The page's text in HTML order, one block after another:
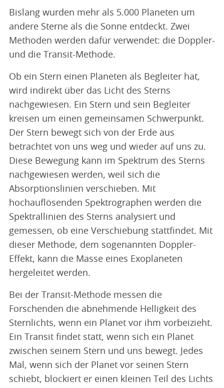
Bislang wurden mehr als 5.000 Planeten um
andere Sterne als die Sonne entdeckt. Zwei
Methoden werden dafür verwendet: die Doppler-
und die Transit-Methode.
Ob ein Stern einen Planeten als Begleiter hat,
wird indirekt über das Licht des Sterns
nachgewiesen. Ein Stern und sein Begleiter
kreisen um einen gemeinsamen Schwerpunkt.
Der Stern bewegt sich von der Erde aus
betrachtet von uns weg und wieder auf uns zu.
Diese Bewegung kann im Spektrum des Sterns
nachgewiesen werden, weil sich die
Absorptionslinien verschieben. Mit
hochauflösenden Spektrographen werden die
Spektrallinien des Sterns analysiert und
gemessen, ob eine Verschiebung stattfindet. Mit
dieser Methode, dem sogenannten Doppler-
Effekt, kann die Masse eines Exoplaneten
hergeleitet werden.
Bei der Transit-Methode messen die
Forschenden die abnehmende Helligkeit des
Sternlichts, wenn ein Planet vor ihm vorbeizieht.
Ein Transit findet statt, wenn sich ein Planet
zwischen seinem Stern und uns bewegt. Jedes
Mal, wenn sich der Planet vor seinen Stern
schiebt, blockiert er einen kleinen Teil des Lichts